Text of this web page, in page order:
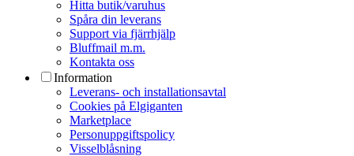
Hitta butik/varuhus
Spåra din leverans
Support via fjärrhjälp
Bluffmail m.m.
Kontakta oss
Information
Leverans- och installationsavtal
Cookies på Elgiganten
Marketplace
Personuppgiftspolicy
Visselblåsning